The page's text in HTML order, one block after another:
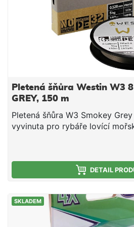
Pletená šňůra Westin W3
GREY, 150 m
Pletená šňůra W3 Smokey
vyvinuta pro rybáře lovící
Naše inovativní konstrukce
kombinuje maximální pevnost
se super hladkým povrchem.
ultravysokomolekulárního
použitím osmi pravmenů (8x
Grey Braid využívá konstrukci
DETAIL
SKLADEM